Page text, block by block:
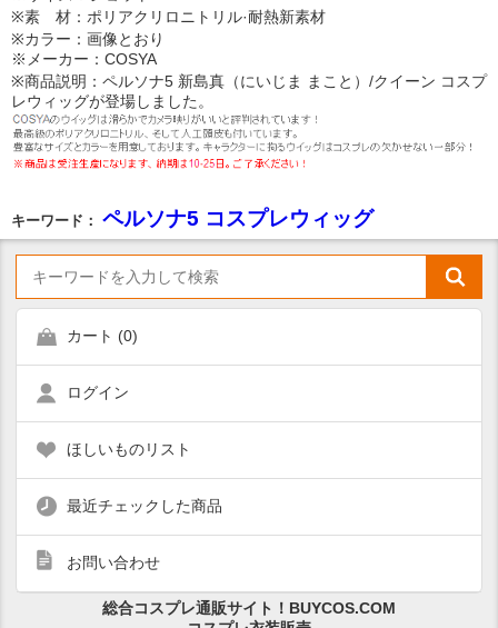
※素 材：ポリアクリロニトリル·耐熱新素材
※カラー：画像とおり
※メーカー：COSYA
※商品説明：ペルソナ5 新島真（にいじま まこと）/クイーン コスプ
レウィッグが登場しました。
キーワード： ペルソナ5 コスプレウィッグ
カート (0)
ログイン
ほしいものリスト
最近チェックした商品
お問い合わせ
総合コスプレ通販サイト！BUYCOS.COM